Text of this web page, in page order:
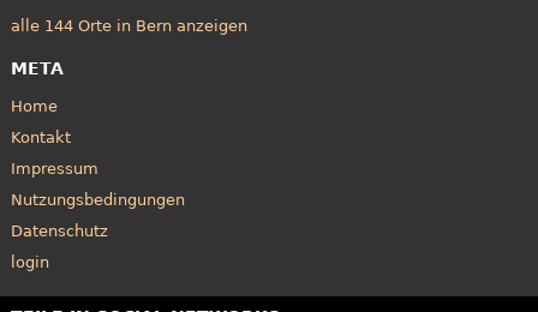
alle 144 Orte in Bern anzeigen
META
Home
Kontakt
Impressum
Nutzungsbedingungen
Datenschutz
login